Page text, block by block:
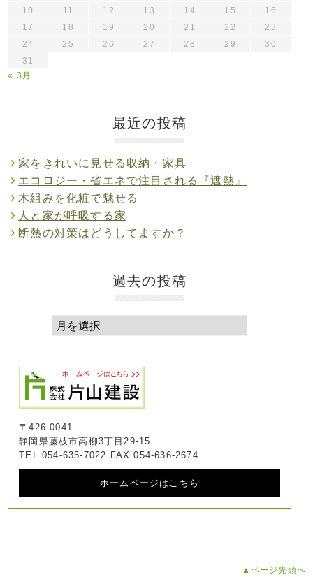
10
11 12 13 14 15
16
17
18 19 20 21 22
23
24
25 26 27 28 29
30
31
« 3月
最近の投稿
家をきれいに見せる収納・家具
エコロジー・省エネで注目される『遮熱』
木組みを化粧で魅せる
人と家が呼吸する家
断熱の対策はどうしてますか？
過去の投稿
〒426-0041
静岡県藤枝市高柳3丁目29-15
TEL 054-635-7022 FAX 054-636-2674
ホームページはこちら
▲ページ先頭へ